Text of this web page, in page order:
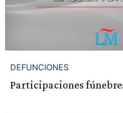
DEFUNCIONES
Participaciones